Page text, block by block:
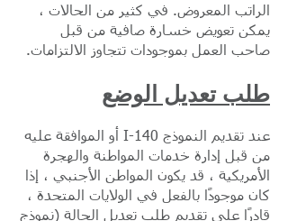
الراتب المعروض. في كثير من الحالات ،
يمكن تعويض خسارة صافية من قبل
صاحب العمل بموجودات تتجاوز الالتزامات.
طلب تعديل الوضع
عند تقديم النموذج I-140 أو الموافقة عليه
من قبل إدارة خدمات المواطنة والهجرة
الأمريكية ، قد يكون المواطن الأجنبي ، إذا
كان موجودًا بالفعل في الولايات المتحدة ،
قادرًا على تقديم طلب تعديل الحالة (نموذج